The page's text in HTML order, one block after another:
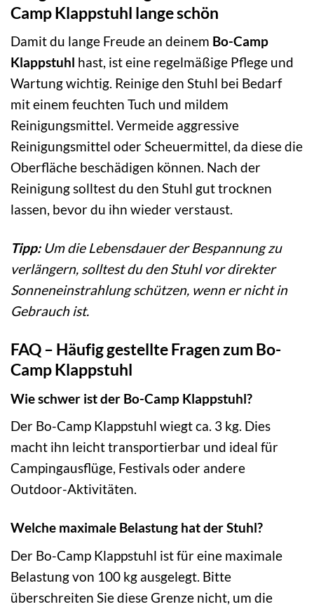
Camp Klappstuhl lange schön
Damit du lange Freude an deinem Bo-Camp
Klappstuhl hast, ist eine regelmäßige Pflege und
Wartung wichtig. Reinige den Stuhl bei Bedarf
mit einem feuchten Tuch und mildem
Reinigungsmittel. Vermeide aggressive
Reinigungsmittel oder Scheuermittel, da diese die
Oberfläche beschädigen können. Nach der
Reinigung solltest du den Stuhl gut trocknen
lassen, bevor du ihn wieder verstaust.
Tipp:Um die Lebensdauer der Bespannung zu
verlängern, solltest du den Stuhl vor direkter
Sonneneinstrahlung schützen, wenn er nicht in
Gebrauch ist.
FAQ – Häufig gestellte Fragen zum Bo-
Camp Klappstuhl
Wie schwer ist der Bo-Camp Klappstuhl?
Der Bo-Camp Klappstuhl wiegt ca. 3 kg. Dies
macht ihn leicht transportierbar und ideal für
Campingausflüge, Festivals oder andere
Outdoor-Aktivitäten.
Welche maximale Belastung hat der Stuhl?
Der Bo-Camp Klappstuhl ist für eine maximale
Belastung von 100 kg ausgelegt. Bitte
überschreiten Sie diese Grenze nicht, um die